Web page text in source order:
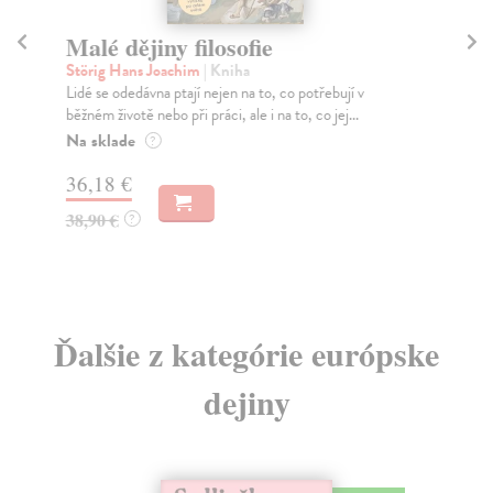
Malé dějiny filosofie
Störig Hans Joachim | Kniha
Lidé se odedávna ptají nejen na to, co potřebují v
běžném životě nebo při práci, ale i na to, co jej...
Na sklade ?
36,18 €
38,90 € ?
Ďalšie z kategórie európske
dejiny